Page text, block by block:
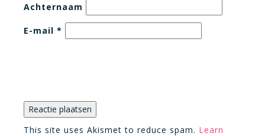
Achternaam
E-mail *
This site uses Akismet to reduce spam. Learn